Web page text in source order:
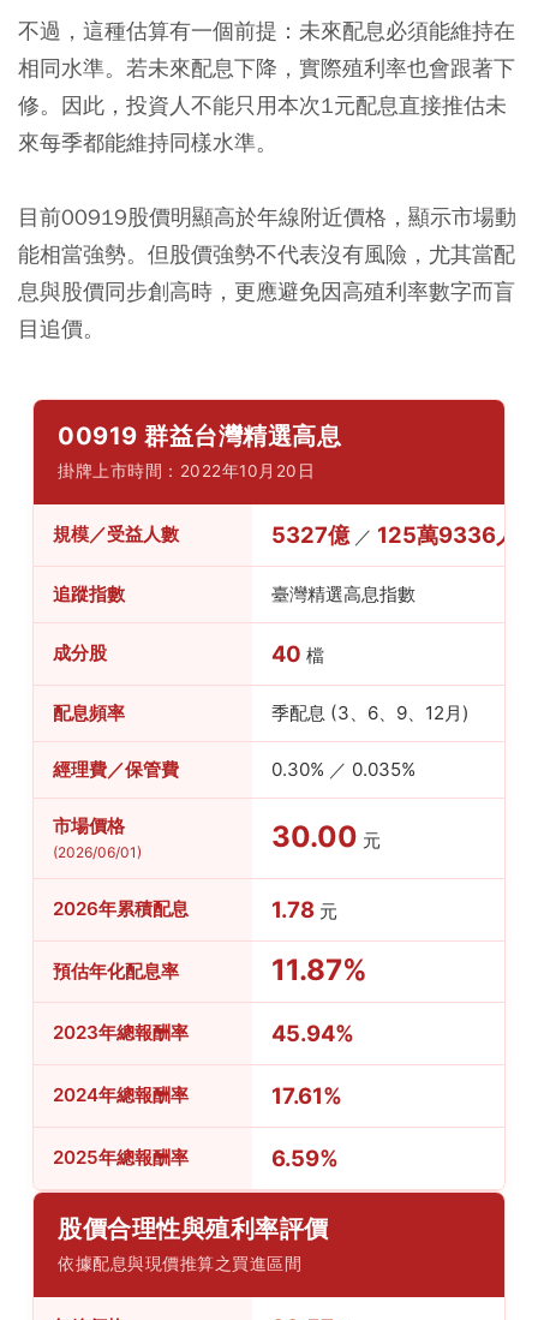
不過，這種估算有一個前提：未來配息必須能維持在
相同水準。若未來配息下降，實際殖利率也會跟著下
修。因此，投資人不能只用本次1元配息直接推估未
來每季都能維持同樣水準。
目前00919股價明顯高於年線附近價格，顯示市場動
能相當強勢。但股價強勢不代表沒有風險，尤其當配
息與股價同步創高時，更應避免因高殖利率數字而盲
目追價。
00919 群益台灣精選高息
掛牌上市時間：2022年10月20日
規模／受益人數 5327億／ 125萬9336人
追蹤指數 臺灣精選高息指數
成分股 40 檔
配息頻率 季配息 (3、6、9、12月)
經理費／保管費 0.30% ／ 0.035%
市場價格
(2026/06/01) 30.00 元
2026年累積配息 1.78 元
預估年化配息率 11.87%
2023年總報酬率 45.94%
2024年總報酬率 17.61%
2025年總報酬率 6.59%
股價合理性與殖利率評價
依據配息與現價推算之買進區間